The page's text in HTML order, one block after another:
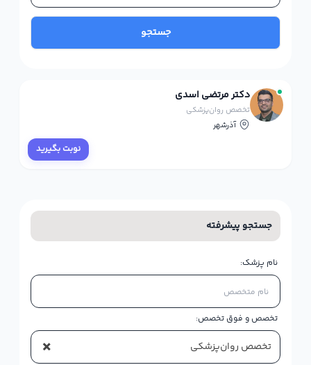
جستجو
دکتر مرتضی اسدی
تخصص روان‌پزشکی
آذرشهر
نوبت بگیرید
جستجو پیشرفته
نام پزشک:
تخصص و فوق تخصص:
× تخصص روان‌پزشکی